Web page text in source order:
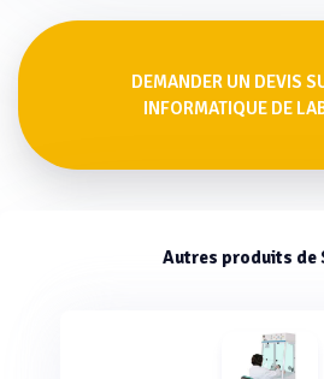
DEMANDER UN DEVIS
INFORMATIQUE DE
Autres produits de